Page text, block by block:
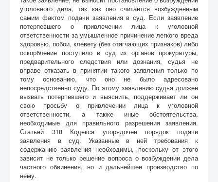
уголовного дела, так как оно считается возбужденным
самим фактом подачи заявления в суд. Если заявление
потерпевшего о привлечении лица к уголовной
ответственности за умышленное причинение легкого вреда
здоровью, побои, клевету (без отягчающих признаков) либо
оскорбление поступило в суд из органов прокуратуры,
предварительного следствия или дознания, судья не
вправе отказать в принятии такого заявления только по
тому основанию, что оно не было адресовано
непосредственно суду. По этому заявлению судья должен
вызвать потерпевшего и выяснить, поддерживает ли он
свою просьбу о привлечении лица к уголовной
ответственности, а также иные обстоятельства,
необходимые для правильного разрешения заявления.
Статьей 318 Кодекса упорядочен порядок подачи
заявления в суд. Указанные в ней требования к
содержанию заявления необходимы, поскольку от этого
зависит не только решение вопроса о возбуждении дела
частного обвинения, но и дальнейшее производство по
нему.